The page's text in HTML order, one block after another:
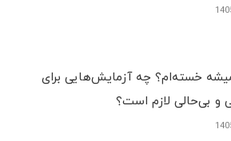
خسته‌ام؟ چه آزمایش‌هایی برای
و بی‌حالی لازم است؟